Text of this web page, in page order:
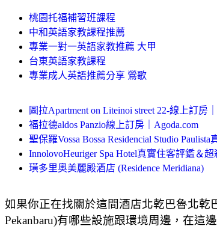
桃園托福補習班課程
中和英語家教課程推薦
專業一對一英語家教推薦 大甲
台東英語家教課程
專業成人英語推薦分享 鶯歌
圖拉Apartment on Liteinoi street 22-線上訂房
福拉德aldos Panzio線上訂房｜Agoda.com
聖保羅Vossa Bossa Residencial Studio
InnolovoHeuriger Spa Hotel真實住客評鑑＆超
璜多里奧美麗殿酒店 (Residence Meridiana)
如果你正在找關於這間酒店北乾巴魯北乾
Pekanbaru)有哪些設施跟環境周邊，在這